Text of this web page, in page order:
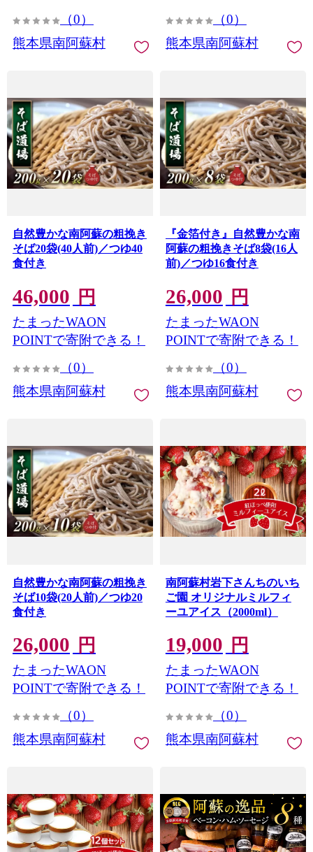
（0）
熊本県南阿蘇村
（0）
熊本県南阿蘇村
自然豊かな南阿蘇の粗挽き
そば20袋(40人前)／つゆ40
食付き
46,000 円
たまったWAON
POINTで寄附できる！
（0）
熊本県南阿蘇村
『金箔付き』自然豊かな南
阿蘇の粗挽きそば8袋(16人
前)／つゆ16食付き
26,000 円
たまったWAON
POINTで寄附できる！
（0）
熊本県南阿蘇村
自然豊かな南阿蘇の粗挽き
そば10袋(20人前)／つゆ20
食付き
26,000 円
たまったWAON
POINTで寄附できる！
（0）
熊本県南阿蘇村
南阿蘇村岩下さんちのいち
ご園 オリジナルミルフィ
ーユアイス（2000ml）
19,000 円
たまったWAON
POINTで寄附できる！
（0）
熊本県南阿蘇村